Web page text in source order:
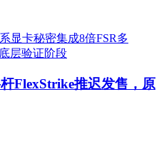
FlexStrike推迟发售，原